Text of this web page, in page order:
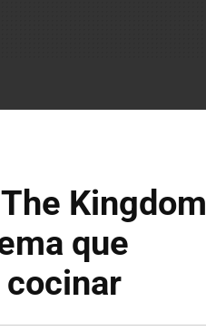
Kingdom
que
cocinar